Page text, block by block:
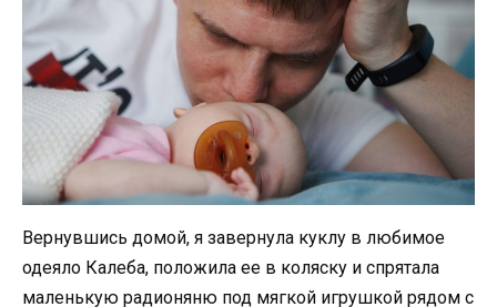
Вернувшись домой, я завернула куклу в любимое
одеяло Калеба, положила ее в коляску и спрятала
маленькую радионяню под мягкой игрушкой рядом с